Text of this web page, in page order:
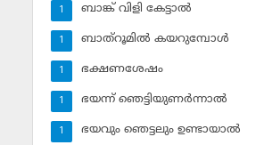
ബാങ്ക് വിളി കേട്ടാല്‍
1
ബാത്‌റൂമില്‍ കയറുമ്പോള്‍
1
ഭക്ഷണശേഷം
1
ഭയന്ന് ഞെട്ടിയുണര്‍ന്നാല്‍
1
ഭയവും ഞെട്ടലും ഉണ്ടായാല്‍
1